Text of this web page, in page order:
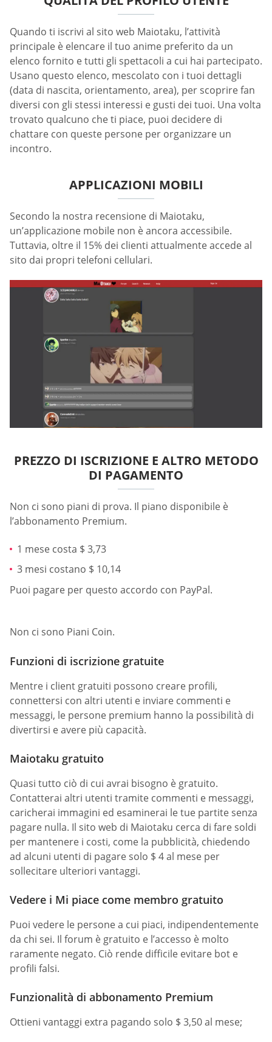
Quando ti iscrivi al sito web Maiotaku, l’attività
principale è elencare il tuo anime preferito da un
elenco fornito e tutti gli spettacoli a cui hai partecipato.
Usano questo elenco, mescolato con i tuoi dettagli
(data di nascita, orientamento, area), per scoprire fan
diversi con gli stessi interessi e gusti dei tuoi. Una volta
trovato qualcuno che ti piace, puoi decidere di
chattare con queste persone per organizzare un
incontro.
APPLICAZIONI MOBILI
Secondo la nostra recensione di Maiotaku,
un’applicazione mobile non è ancora accessibile.
Tuttavia, oltre il 15% dei clienti attualmente accede al
sito dai propri telefoni cellulari.
PREZZO DI ISCRIZIONE E ALTRO METODO
DI PAGAMENTO
Non ci sono piani di prova. Il piano disponibile è
l’abbonamento Premium.
1 mese costa $ 3,73
3 mesi costano $ 10,14
Puoi pagare per questo accordo con PayPal.
Non ci sono Piani Coin.
Funzioni di iscrizione gratuite
Mentre i client gratuiti possono creare profili,
connettersi con altri utenti e inviare commenti e
messaggi, le persone premium hanno la possibilità di
divertirsi e avere più capacità.
Maiotaku gratuito
Quasi tutto ciò di cui avrai bisogno è gratuito.
Contatterai altri utenti tramite commenti e messaggi,
caricherai immagini ed esaminerai le tue partite senza
pagare nulla. Il sito web di Maiotaku cerca di fare soldi
per mantenere i costi, come la pubblicità, chiedendo
ad alcuni utenti di pagare solo $ 4 al mese per
sollecitare ulteriori vantaggi.
Vedere i Mi piace come membro gratuito
Puoi vedere le persone a cui piaci, indipendentemente
da chi sei. Il forum è gratuito e l’accesso è molto
raramente negato. Ciò rende difficile evitare bot e
profili falsi.
Funzionalità di abbonamento Premium
Ottieni vantaggi extra pagando solo $ 3,50 al mese;